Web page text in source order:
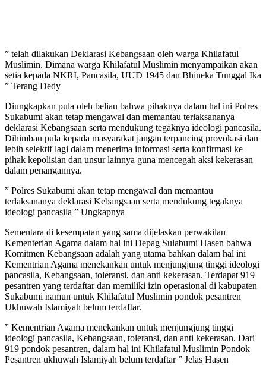
” telah dilakukan Deklarasi Kebangsaan oleh warga Khilafatul
Muslimin. Dimana warga Khilafatul Muslimin menyampaikan akan
setia kepada NKRI, Pancasila, UUD 1945 dan Bhineka Tunggal Ika
” Terang Dedy
Diungkapkan pula oleh beliau bahwa pihaknya dalam hal ini Polres
Sukabumi akan tetap mengawal dan memantau terlaksananya
deklarasi Kebangsaan serta mendukung tegaknya ideologi pancasila.
Dihimbau pula kepada masyarakat jangan terpancing provokasi dan
lebih selektif lagi dalam menerima informasi serta konfirmasi ke
pihak kepolisian dan unsur lainnya guna mencegah aksi kekerasan
dalam penangannya.
” Polres Sukabumi akan tetap mengawal dan memantau
terlaksananya deklarasi Kebangsaan serta mendukung tegaknya
ideologi pancasila ” Ungkapnya
Sementara di kesempatan yang sama dijelaskan perwakilan
Kementerian Agama dalam hal ini Depag Sulabumi Hasen bahwa
Komitmen Kebangsaan adalah yang utama bahkan dalam hal ini
Kementrian Agama menekankan untuk menjungjung tinggi ideologi
pancasila, Kebangsaan, toleransi, dan anti kekerasan. Terdapat 919
pesantren yang terdaftar dan memiliki izin operasional di kabupaten
Sukabumi namun untuk Khilafatul Muslimin pondok pesantren
Ukhuwah Islamiyah belum terdaftar.
” Kementrian Agama menekankan untuk menjungjung tinggi
ideologi pancasila, Kebangsaan, toleransi, dan anti kekerasan. Dari
919 pondok pesantren, dalam hal ini Khilafatul Muslimin Pondok
Pesantren ukhuwah Islamiyah belum terdaftar ” Jelas Hasen